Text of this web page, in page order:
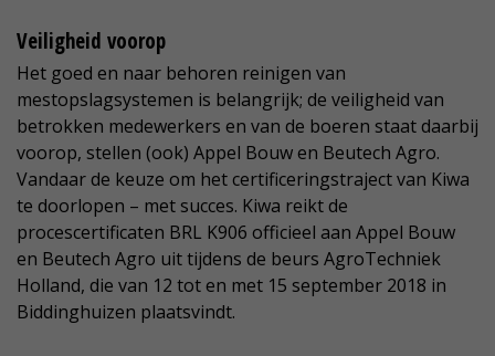
Veiligheid voorop
Het goed en naar behoren reinigen van
mestopslagsystemen is belangrijk; de veiligheid van
betrokken medewerkers en van de boeren staat daarbij
voorop, stellen (ook) Appel Bouw en Beutech Agro.
Vandaar de keuze om het certificeringstraject van Kiwa
te doorlopen – met succes. Kiwa reikt de
procescertificaten BRL K906 officieel aan Appel Bouw
en Beutech Agro uit tijdens de beurs AgroTechniek
Holland, die van 12 tot en met 15 september 2018 in
Biddinghuizen plaatsvindt.